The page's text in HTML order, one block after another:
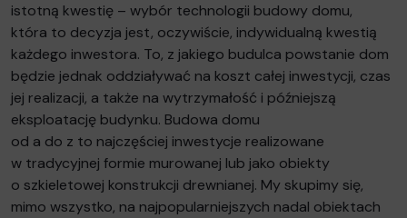
istotną kwestię – wybór technologii budowy domu,
która to decyzja jest, oczywiście, indywidualną kwestią
każdego inwestora. To, z jakiego budulca powstanie dom
będzie jednak oddziaływać na koszt całej inwestycji, czas
jej realizacji, a także na wytrzymałość i późniejszą
eksploatację budynku. Budowa domu
od a do z to najczęściej inwestycje realizowane
w tradycyjnej formie murowanej lub jako obiekty
o szkieletowej konstrukcji drewnianej. My skupimy się,
mimo wszystko, na najpopularniejszych nadal obiektach